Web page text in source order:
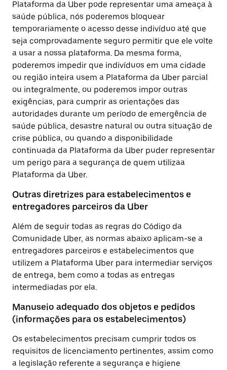
Plataforma da Uber pode representar uma ameaça à
saúde pública, nós poderemos bloquear
temporariamente o acesso desse indivíduo até que
seja comprovadamente seguro permitir que ele volte
a usar a nossa plataforma. Da mesma forma,
poderemos impedir que indivíduos em uma cidade
ou região inteira usem a Plataforma da Uber parcial
ou integralmente, ou poderemos impor outras
exigências, para cumprir as orientações das
autoridades durante um período de emergência de
saúde pública, desastre natural ou outra situação de
crise pública, ou quando a disponibilidade
continuada da Plataforma da Uber puder representar
um perigo para a segurança de quem utilizaa
Plataforma da Uber.
Outras diretrizes para estabelecimentos e
entregadores parceiros da Uber
Além de seguir todas as regras do Código da
Comunidade Uber, as normas abaixo aplicam-se a
entregadores parceiros e estabelecimentos que
utilizem a Plataforma Uber para intermediar serviços
de entrega, bem como a todas as entregas
intermediadas por ela.
Manuseio adequado dos objetos e pedidos
(informações para os estabelecimentos)
Os estabelecimentos precisam cumprir todos os
requisitos de licenciamento pertinentes, assim como
a legislação referente a segurança e higiene